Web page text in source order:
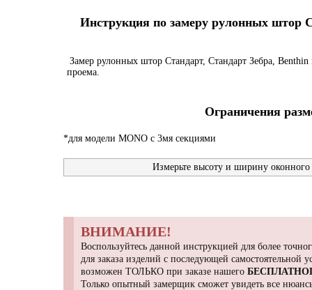
Инструкция по замеру рулонных штор
Замер рулонных штор Стандарт, Стандарт Зебра,
проема.
Ограничения
*для модели MONO с 3мя секциями
Измерьте высоту и ширину оконного
ВНИМАНИЕ!
Воспользуйтесь данной инструкцией для более
для заказа изделий с последующей
возможен ТОЛЬКО при заказе нашего
Только опытный замерщик сможет увидеть все